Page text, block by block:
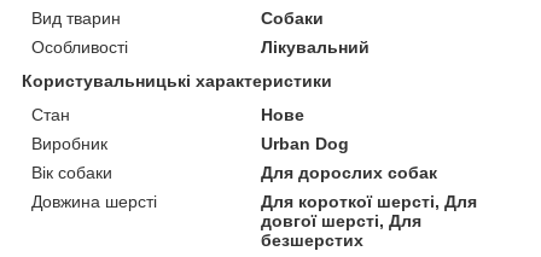
Вид тварин
Собаки
Особливості
Лікувальний
Користувальницькі характеристики
Стан
Нове
Виробник
Urban Dog
Вік собаки
Для дорослих собак
Довжина шерсті
Для короткої шерсті, Для
довгої шерсті, Для
безшерстих